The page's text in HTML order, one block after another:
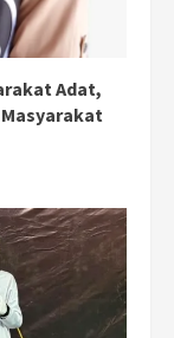
Adat,
Masyarakat